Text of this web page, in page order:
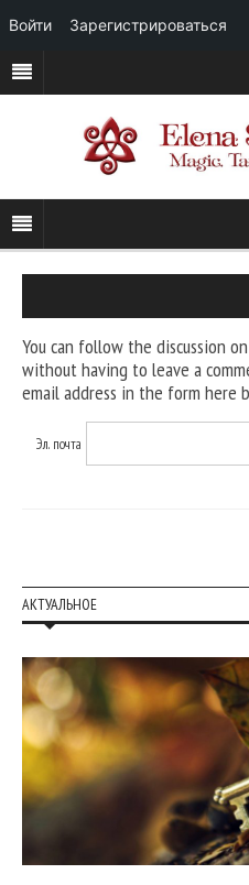
You can follow the discussion on
without having to leave a
email address in the form here
Эл. почта
АКТУАЛЬНОЕ
Войти Зарегистрироваться